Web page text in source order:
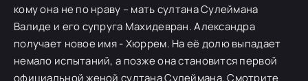
кому она не по нраву – мать султана Сулеймана
Валиде и его супруга Махидевран. Александра
получает новое имя - Хюррем. На её долю выпадает
немало испытаний, а позже она становится первой
официальной женой султана Сулеймана. Смотрите